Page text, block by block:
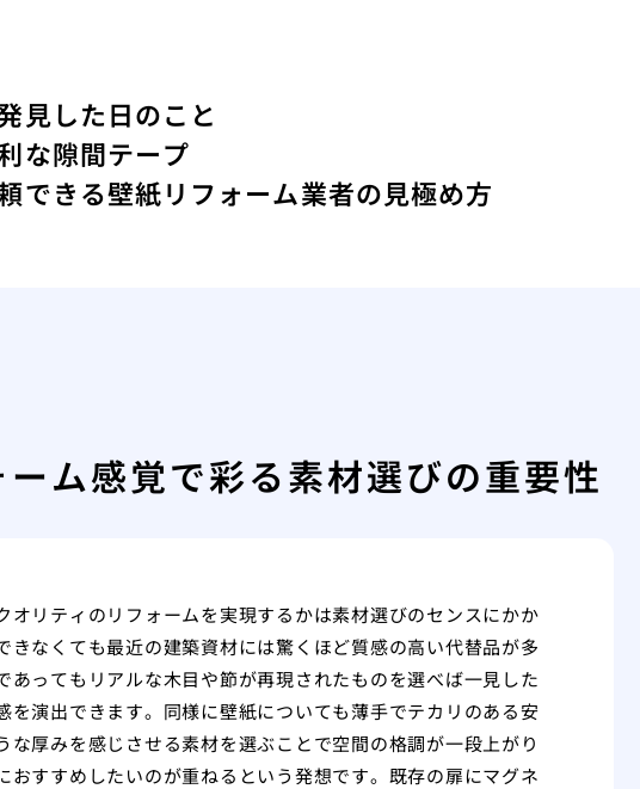
見した日のこと
な隙間テープ
できる壁紙リフォーム業者の見極め方
ム感覚で彩る素材選びの重要性
リティのリフォームを実現するかは素材選びのセンスにかか
なくても最近の建築資材には驚くほど質感の高い代替品が多
ってもリアルな木目や節が再現されたものを選べば一見した
演出できます。同様に壁紙についても薄手でテカリのある安
厚みを感じさせる素材を選ぶことで空間の格調が一段上がり
すすめしたいのが重ねるという発想です。既存の扉にマグネ